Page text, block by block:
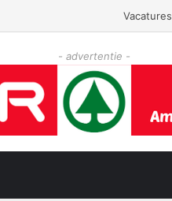
Vacatures
- advertentie -